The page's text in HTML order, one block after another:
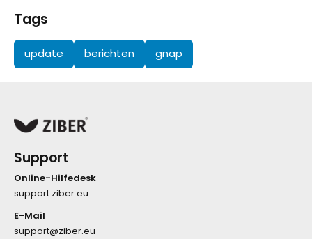
Tags
update berichten gnap
Support
Online-Hilfedesk
support.ziber.eu
E-Mail
support@ziber.eu